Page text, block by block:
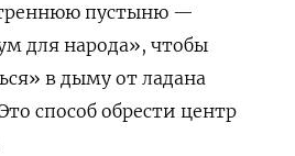
пустыню —
для народа», чтобы
в дыму от ладана
способ обрести центр